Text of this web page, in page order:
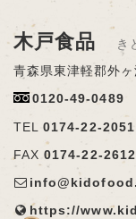
木戸食品
き
青森県東津軽郡外
0120-49-0489
TEL0174-22-2051
FAX0174-22-2612
https://